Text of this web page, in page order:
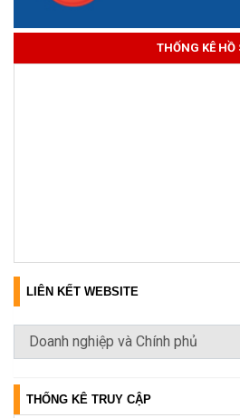
THỐNG KÊ HỒ
LIÊN KẾT WEBSITE
THỐNG KÊ TRUY CẬP